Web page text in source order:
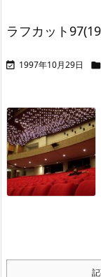
ラフカット
 1997年10月29日 